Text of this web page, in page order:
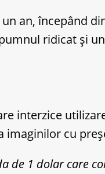
an, începând
ridicat și
interzice
cu
de 1 dolar care